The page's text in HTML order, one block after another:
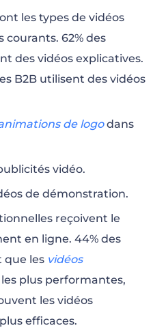
les types de vidéos
62% des
des vidéos explicatives.
B2B utilisent des vidéos
de logodans
vidéo.
de démonstration.
reçoivent le
en ligne. 44% des
que les vidéos
plus performantes,
les vidéos
efficaces.